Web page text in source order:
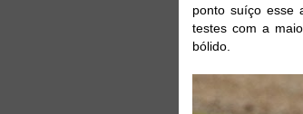
ponto suíço esse
testes com a
bólido.